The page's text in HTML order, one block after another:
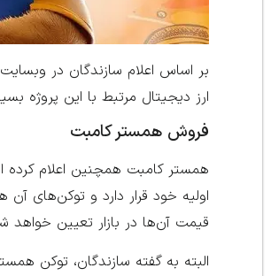
بر اساس اعلام سازندگان در
ارز دیجیتال مرتبط با این پروژه
فروش همستر کامبت
قیمت آن‌ها در بازار تعیین خواهد